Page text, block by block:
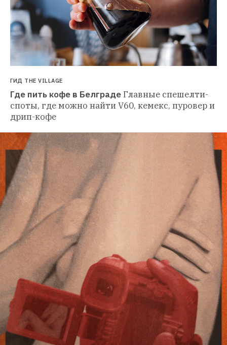
ГИД THE VILLAGE
Где пить кофе в БелградеГлавные спешелти-
споты, где можно найти V60, кемекс, пуровер и
дрип-кофе